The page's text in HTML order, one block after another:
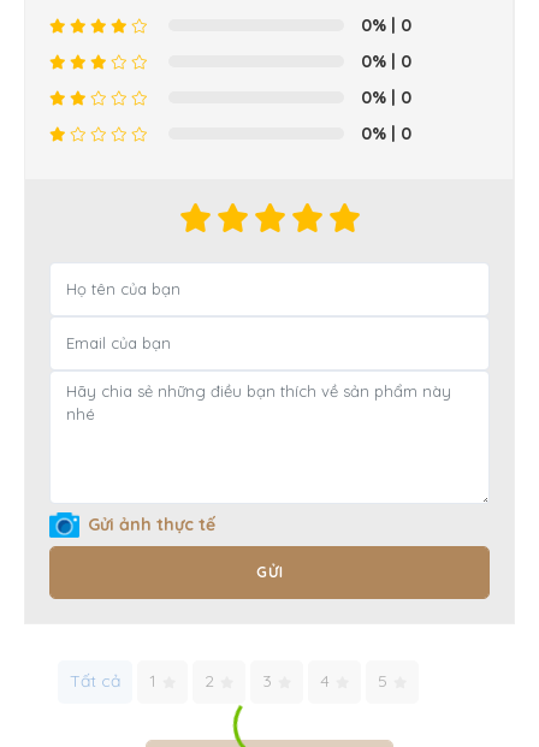
0% | 0
0% | 0
0% | 0
0% | 0
Gửi ảnh thực tế
GỬI
Tất cả 1 2 3 4 5